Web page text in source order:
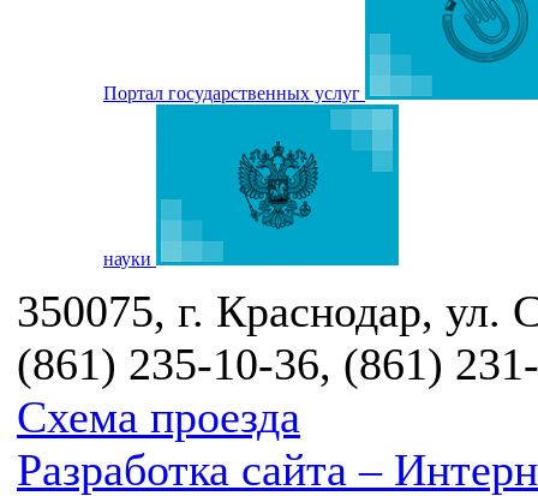
Портал государственных услуг
науки
350075, г. Краснодар, ул.
(861) 235-10-36, (861)
Схема проезда
Разработка сайта –